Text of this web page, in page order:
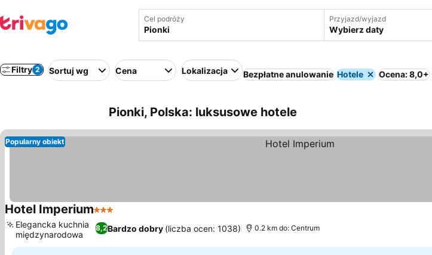
Cel podróży Przyjazd/wyjazd
Wybierz daty
Filtry 2 Sortuj wg Cena Lokalizacja Bezpłatne anulowanie Hotele Ocena: 8,0+
Pionki, Polska: luksusowe hotele
Popularny obiekt
Hotel Imperium3 Kategoria
8,2Bardzo dobry (liczba ocen: 1038)
Elegancka kuchnia
międzynarodowa
0.2 km do: Centrum